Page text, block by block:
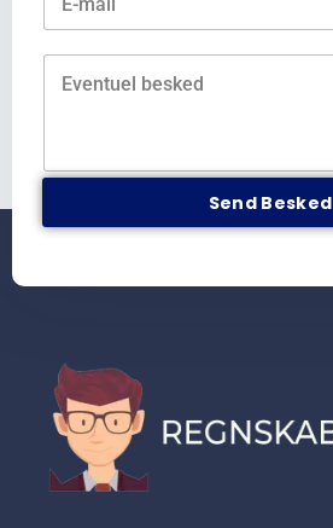
Send Besked